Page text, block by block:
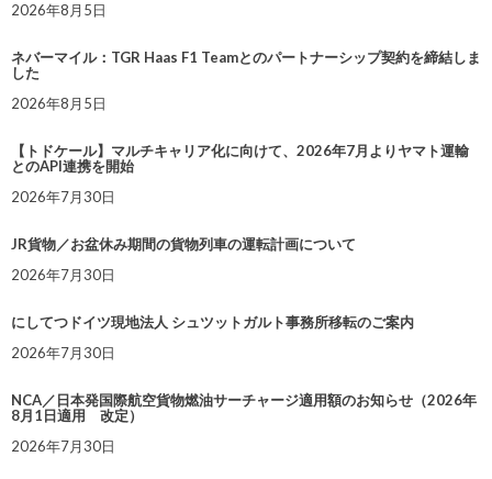
2026年8月5日
ネバーマイル：TGR Haas F1 Teamとのパートナーシップ契約を締結しま
した
2026年8月5日
【トドケール】マルチキャリア化に向けて、2026年7月よりヤマト運輸
とのAPI連携を開始
2026年7月30日
JR貨物／お盆休み期間の貨物列車の運転計画について
2026年7月30日
にしてつドイツ現地法人 シュツットガルト事務所移転のご案内
2026年7月30日
NCA／日本発国際航空貨物燃油サーチャージ適用額のお知らせ（2026年
8月1日適用 改定）
2026年7月30日